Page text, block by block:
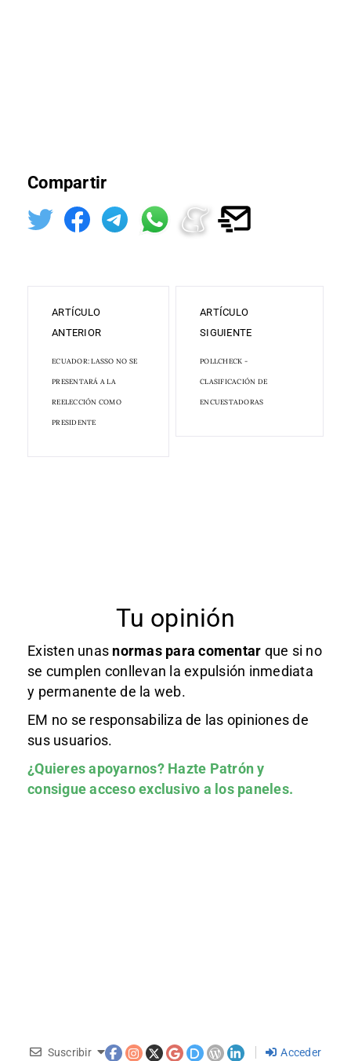
Compartir
ARTÍCULO
ANTERIOR
ECUADOR: LASSO NO SE
PRESENTARÁ A LA
REELECCIÓN COMO
PRESIDENTE
ARTÍCULO
SIGUIENTE
POLLCHECK -
CLASIFICACIÓN DE
ENCUESTADORAS
Tu opinión
Existen unas normas para comentar que si no
se cumplen conllevan la expulsión inmediata
y permanente de la web.
EM no se responsabiliza de las opiniones de
sus usuarios.
¿Quieres apoyarnos? Hazte Patróny
consigue acceso exclusivo a los paneles.
Suscribir Acceder